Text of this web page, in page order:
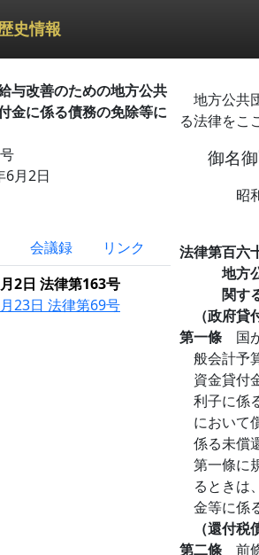
史情報
与改善のための地方公共
金に係る債務の免除等に
6月2日
会議録
リンク
2日 法律第163号
23日 法律第69号
地方公共
る法律をこ
御名
昭
法律第百六
地方
関す
（政府貸
第一條 国
般会計予
資金貸付
利子に係
において
係る未償
第一條に
るときは
金等に係
（還付
第二條 前